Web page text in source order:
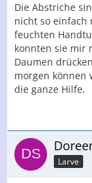
Die Abstriche
nicht so einfach
feuchten
konnten sie mir
Daumen
morgen
die ganze Hilfe.
Larve